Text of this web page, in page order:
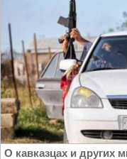
О кавказцах и других